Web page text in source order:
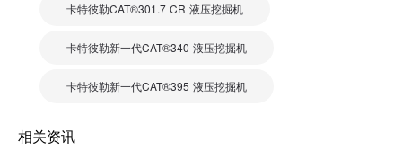
卡特彼勒CAT®301.7 CR 液压挖掘机
卡特彼勒新一代CAT®340 液压挖掘机
卡特彼勒新一代CAT®395 液压挖掘机
相关资讯